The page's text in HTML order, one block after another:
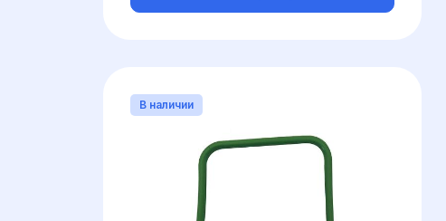
В наличии